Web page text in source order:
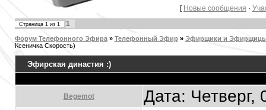
[ Новые сообщения ·
Страница 1из 1 1
Форум Телефонного Эфира » Телефонный Эфир » Эфирщики и
Ксеничка Скорость)
Эфирская династия :)
Begemot Дата: